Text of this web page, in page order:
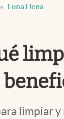
Luna Llena
limpiar